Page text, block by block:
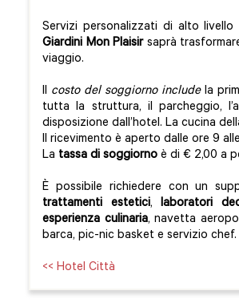
Servizi personalizzati di alto
Giardini Mon Plaisirsaprà
viaggio.
Il costo del soggiorno includela
tutta la struttura, il parcheggio,
disposizione dall’hotel. La cucina
Il ricevimento è aperto dalle ore 9
La tassa di soggiorno è di € 2,00 a
È possibile richiedere con un
trattamenti estetici,laboratori
esperienza culinaria, navetta
barca, pic-nic basket e servizio chef.
<< Hotel Città